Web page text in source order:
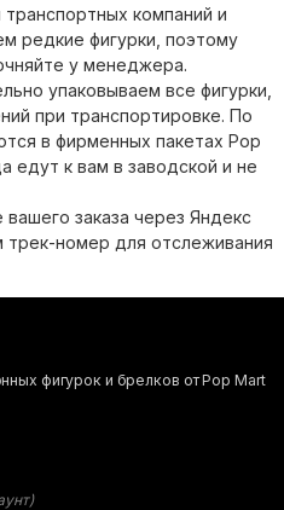
компаний и
редкие фигурки, поэтому
у менеджера.
упаковываем все фигурки,
при транспортировке. По
в фирменных пакетах Pop
едут к вам в заводской и не
вашего заказа через Яндекс
номер для отслеживания
фигурок и брелков от Pop Mart